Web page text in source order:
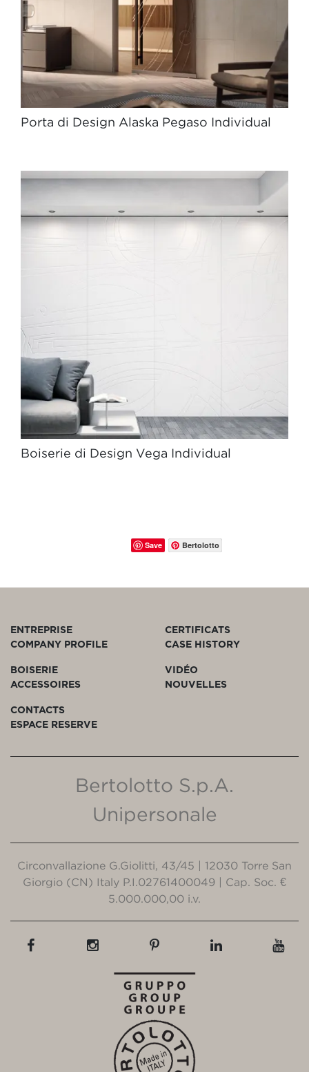
Porta di Design Alaska Pegaso Individual
Boiserie di Design Vega Individual
Save Bertolotto
ENTREPRISE
COMPANY PROFILE
CERTIFICATS
CASE HISTORY
BOISERIE
ACCESSOIRES
VIDÉO
NOUVELLES
CONTACTS
ESPACE RESERVE
Bertolotto S.p.A.
Unipersonale
Circonvallazione G.Giolitti, 43/45 | 12030 Torre San
Giorgio (CN) Italy P.I.02761400049 | Cap. Soc. €
5.000.000,00 i.v.